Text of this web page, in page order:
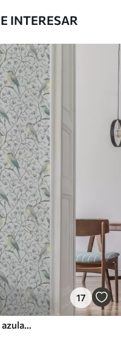
INTERESAR
17
Pájaros en las ramas, esquema gris azulado